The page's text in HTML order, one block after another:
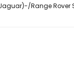
Range Rover